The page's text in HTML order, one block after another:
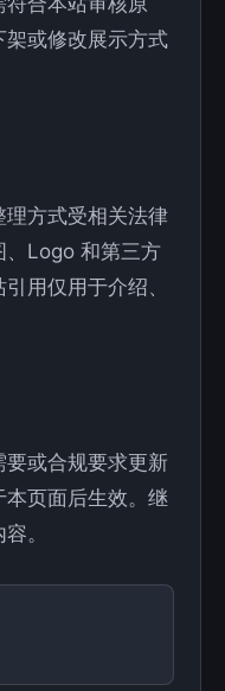
架或修改展示方式
方式受相关法律
、Logo 和第三方
用仅用于介绍、
或合规要求更新
页面后生效。继
。